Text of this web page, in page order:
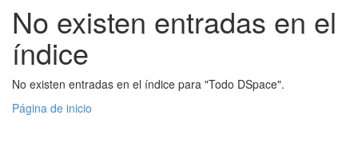
No existen entradas en el
índice
No existen entradas en el índice para "Todo DSpace".
Página de inicio